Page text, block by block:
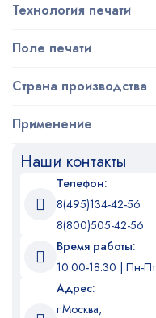
Технология печати
Поле печати
Страна производства
Применение
Наши контакты
Телефон:
8(495)134-42-56
8(800)505-42-56
Время работы:
10:00-18:30 | Пн-Пт
Адрес:
г.Москва,